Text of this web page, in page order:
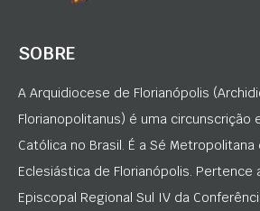
SOBRE
A Arquidiocese de Florianópolis
Florianopolitanus) é uma circunscrição
Católica no Brasil. É a Sé Metropolitana
Eclesiástica de Florianópolis. Pertence
Episcopal Regional Sul IV da